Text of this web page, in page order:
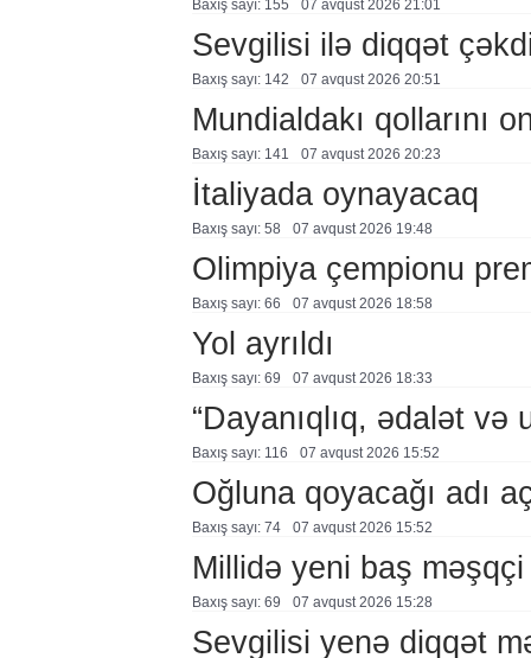
Baxış sayı: 155 07 avqust 2026 21:01
Sevgilisi ilə diqqət
Baxış sayı: 142 07 avqust 2026 20:51
Mundialdakı qollarını
Baxış sayı: 141 07 avqust 2026 20:23
İtaliyada oynayacaq
Baxış sayı: 58 07 avqust 2026 19:48
Olimpiya çempionu
Baxış sayı: 66 07 avqust 2026 18:58
Yol ayrıldı
Baxış sayı: 69 07 avqust 2026 18:33
“Dayanıqlıq, ədalət
Baxış sayı: 116 07 avqust 2026 15:52
Oğluna qoyacağı adı
Baxış sayı: 74 07 avqust 2026 15:52
Millidə yeni baş məşqçi
Baxış sayı: 69 07 avqust 2026 15:28
Sevgilisi yenə diqqət